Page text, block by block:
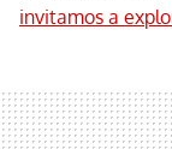
invitamos a